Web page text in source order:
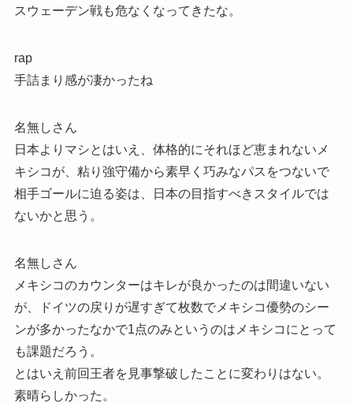
スウェーデン戦も危なくなってきたな。
rap
手詰まり感が凄かったね
名無しさん
日本よりマシとはいえ、体格的にそれほど恵まれないメ
キシコが、粘り強守備から素早く巧みなパスをつないで
相手ゴールに迫る姿は、日本の目指すべきスタイルでは
ないかと思う。
名無しさん
メキシコのカウンターはキレが良かったのは間違いない
が、ドイツの戻りが遅すぎて枚数でメキシコ優勢のシー
ンが多かったなかで1点のみというのはメキシコにとって
も課題だろう。
とはいえ前回王者を見事撃破したことに変わりはない。
素晴らしかった。